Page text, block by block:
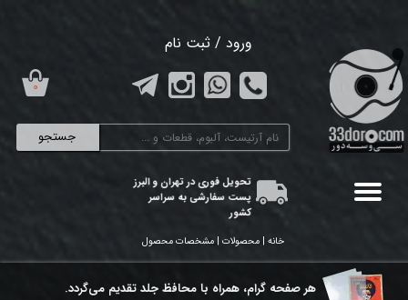
جستجو
ورود / ثبت نام
تغییر گذر واژه
سفارشات
تحویل فوری در تهران و البرز
پست سفارشی به سراسر
کشور
۰
خانه | محصولات | مشخصات محصول
هر ​صفحه گرام، همراه با محافظ جلد تقدیم می‌گردد.